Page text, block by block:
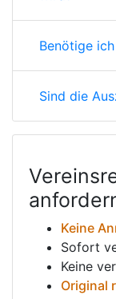
Benötige
Sind die
Keine
Sofort
Keine
Original